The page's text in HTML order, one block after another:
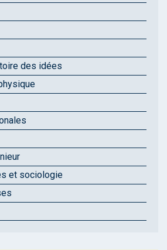
des idées
et sociologie